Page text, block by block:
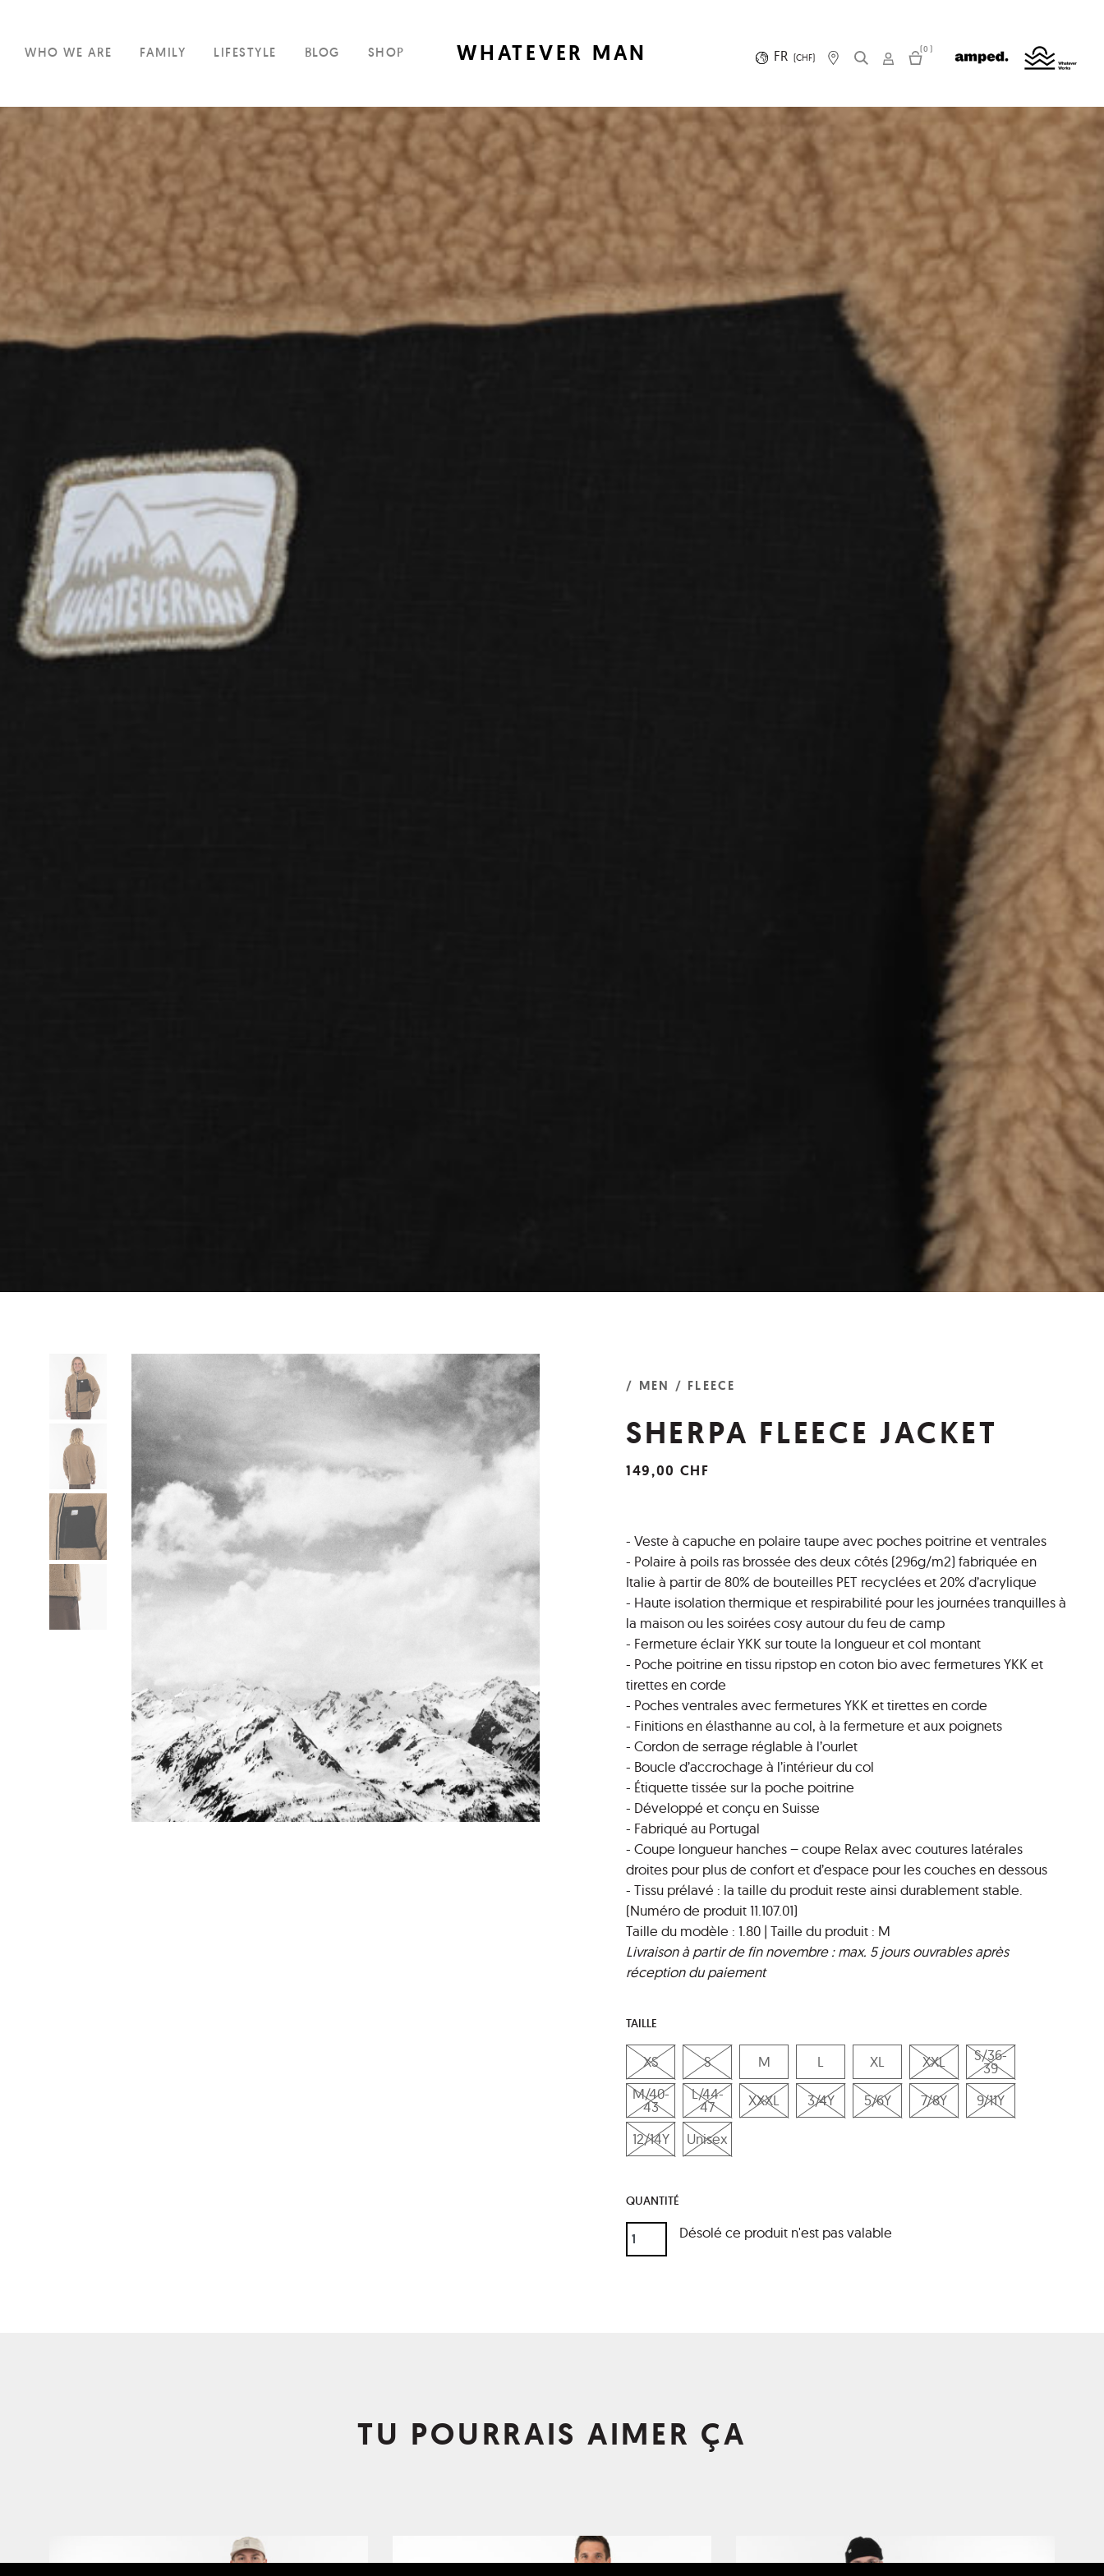
WHO WE ARE FAMILY LIFESTYLE BLOG SHOP WHATEVER MAN FR (CHF)
(0)
/ MEN / FLEECE
SHERPA FLEECE JACKET
149,00 CHF
- Veste à capuche en polaire taupe avec poches poitrine et ventrales
- Polaire à poils ras brossée des deux côtés (296g/m2) fabriquée en
Italie à partir de 80% de bouteilles PET recyclées et 20% d’acrylique
- Haute isolation thermique et respirabilité pour les journées tranquilles à
la maison ou les soirées cosy autour du feu de camp
- Fermeture éclair YKK sur toute la longueur et col montant
- Poche poitrine en tissu ripstop en coton bio avec fermetures YKK et
tirettes en corde
- Poches ventrales avec fermetures YKK et tirettes en corde
- Finitions en élasthanne au col, à la fermeture et aux poignets
- Cordon de serrage réglable à l’ourlet
- Boucle d’accrochage à l’intérieur du col
- Étiquette tissée sur la poche poitrine
- Développé et conçu en Suisse
- Fabriqué au Portugal
- Coupe longueur hanches – coupe Relax avec coutures latérales
droites pour plus de confort et d’espace pour les couches en dessous
- Tissu prélavé : la taille du produit reste ainsi durablement stable.
(Numéro de produit 11.107.01)
Taille du modèle : 1.80 | Taille du produit : M
Livraison à partir de fin novembre : max. 5 jours ouvrables après
réception du paiement
TAILLE
XS S M L XL XXL S/36-
39
M/40-
43
L/44-
47 XXXL 3/4Y 5/6Y 7/8Y 9/11Y
12/14Y Unisex
QUANTITÉ
Désolé ce produit n'est pas valable
TU POURRAIS AIMER ÇA